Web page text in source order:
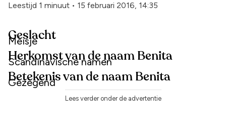
Leestijd 1 minuut • 15 februari 2016, 14:35
Geslacht
Meisje
Herkomst van de naam Benita
Scandinavische namen
Betekenis van de naam Benita
Gezegend
Lees verder onder de advertentie